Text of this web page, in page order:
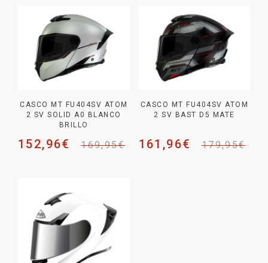
CASCO MT FU404SV ATOM
2 SV SOLID A0 BLANCO
BRILLO
169,95€
152,96€
CASCO MT FU404SV ATOM
2 SV BAST D5 MATE
179,95€
161,96€